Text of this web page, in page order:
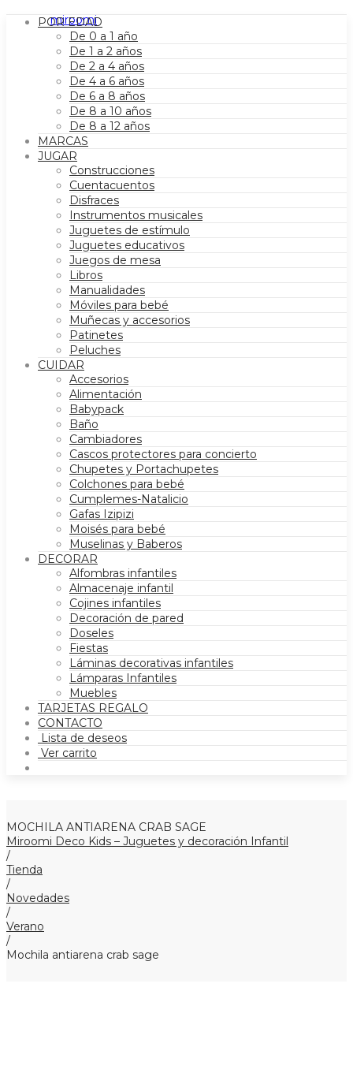
POR EDAD
De 0 a 1 año
De 1 a 2 años
De 2 a 4 años
De 4 a 6 años
De 6 a 8 años
De 8 a 10 años
De 8 a 12 años
MARCAS
JUGAR
Construcciones
Cuentacuentos
Disfraces
Instrumentos musicales
Juguetes de estímulo
Juguetes educativos
Juegos de mesa
Libros
Manualidades
Móviles para bebé
Muñecas y accesorios
Patinetes
Peluches
CUIDAR
Accesorios
Alimentación
Babypack
Baño
Cambiadores
Cascos protectores para concierto
Chupetes y Portachupetes
Colchones para bebé
Cumplemes-Natalicio
Gafas Izipizi
Moisés para bebé
Muselinas y Baberos
DECORAR
Alfombras infantiles
Almacenaje infantil
Cojines infantiles
Decoración de pared
Doseles
Fiestas
Láminas decorativas infantiles
Lámparas Infantiles
Muebles
TARJETAS REGALO
CONTACTO
Lista de deseos
Ver carrito
MOCHILA ANTIARENA CRAB SAGE
Miroomi Deco Kids – Juguetes y decoración Infantil
/
Tienda
/
Novedades
/
Verano
/
Mochila antiarena crab sage